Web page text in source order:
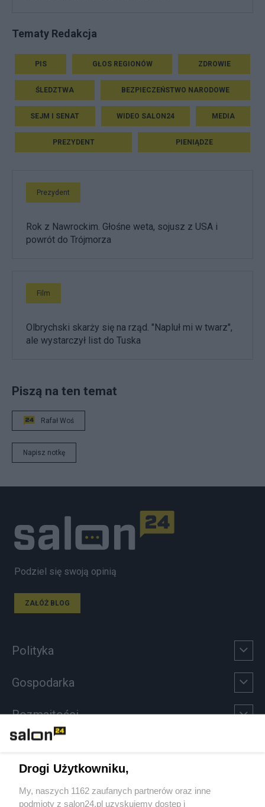
Tematy Redakcja
PIS GŁOS REGIONÓW ZDROWIE
ŚLEDZTWA BEZPIECZEŃSTWO NARODOWE
SEJM I SENAT WIDEO SALON24 MEDIA
PREZYDENT PIENIĄDZE
Prezydent
Rok z Nawrockim. Głośne weta, sojusz z USA i
powrót do Trójmorza
Film
Olbrychski skarży się na rząd. "Napluł mi w twarz",
ale wystarczył list do Tuska
Piszą na ten temat
Rafał Woś
Napisz notkę
Podziel się swoją opinią
ZAŁÓŻ BLOG
Polityka
Gospodarka
Rozmaitości
Sport
Drogi Użytkowniku,
My, naszych 1162 zaufanych partnerów oraz inne
podmioty z salon24.pl uzyskujemy dostęp i